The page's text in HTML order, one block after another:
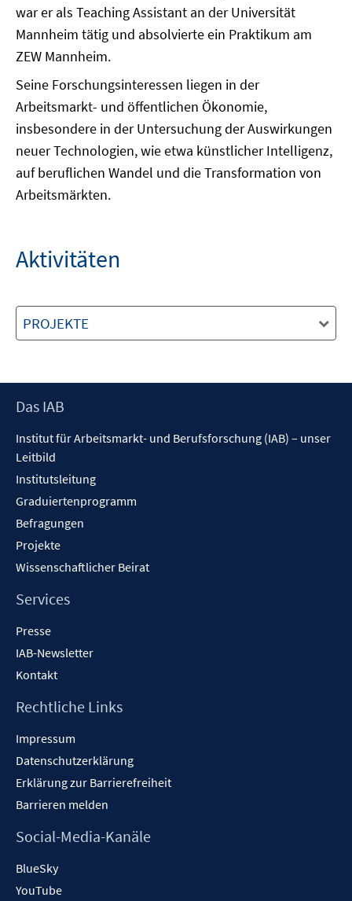
war er als Teaching Assistant an der Universität
Mannheim tätig und absolvierte ein Praktikum am
ZEW Mannheim.
Seine Forschungsinteressen liegen in der
Arbeitsmarkt- und öffentlichen Ökonomie,
insbesondere in der Untersuchung der Auswirkungen
neuer Technologien, wie etwa künstlicher Intelligenz,
auf beruflichen Wandel und die Transformation von
Arbeitsmärkten.
Aktivitäten
PROJEKTE
Footer
Das IAB
Institut für Arbeitsmarkt- und Berufsforschung (IAB) – unser
Leitbild
Institutsleitung
Graduiertenprogramm
Befragungen
Projekte
Wissenschaftlicher Beirat
Services
Presse
IAB-Newsletter
Kontakt
Rechtliche Links
Impressum
Datenschutzerklärung
Erklärung zur Barrierefreiheit
Barrieren melden
Social-Media-Kanäle
BlueSky
YouTube